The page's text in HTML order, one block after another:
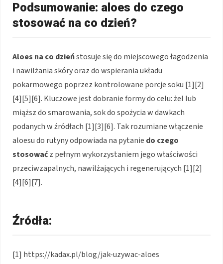
Podsumowanie: aloes do czego
stosować na co dzień?
Aloes na co dzieństosuje się do miejscowego łagodzenia
i nawilżania skóry oraz do wspierania układu
pokarmowego poprzez kontrolowane porcje soku [1][2]
[4][5][6]. Kluczowe jest dobranie formy do celu: żel lub
miąższ do smarowania, sok do spożycia w dawkach
podanych w źródłach [1][3][6]. Tak rozumiane włączenie
aloesu do rutyny odpowiada na pytanie do czego
stosowaćz pełnym wykorzystaniem jego właściwości
przeciwzapalnych, nawilżających i regenerujących [1][2]
[4][6][7].
Źródła:
[1] https://kadax.pl/blog/jak-uzywac-aloes